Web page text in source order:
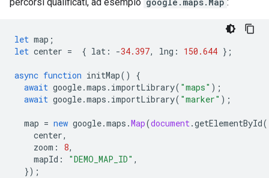
let map ;
let center = { lat : -34.397, lng : 150.644 };
async function initMap()
{
await google.maps . importLibrary( "maps" );
await google.maps . importLibrary( "marker" );
map = new google.maps .Map(document.getElementById(
center,
zoom : 8,
mapId : "DEMO_MAP_ID" ,
});